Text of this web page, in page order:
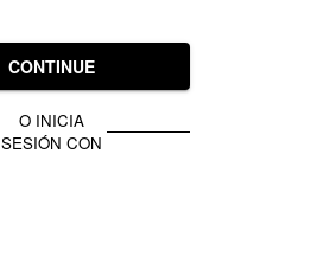
CONTINUE
O INICIA
SESIÓN CON